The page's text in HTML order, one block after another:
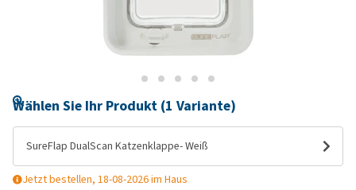
Wählen Sie Ihr Produkt (1 Variante)
SureFlap DualScan Katzenklappe- Weiß
Jetzt bestellen, 18-08-2026 im Haus